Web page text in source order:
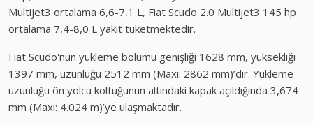
Multijet3 ortalama 6,6-7,1 L, Fiat Scudo 2.0 Multijet3 145 hp
ortalama 7,4-8,0 L yakıt tüketmektedir.
Fiat Scudo'nun yükleme bölümü genişliği 1628 mm, yüksekliği
1397 mm, uzunluğu 2512 mm (Maxi: 2862 mm)’dir. Yükleme
uzunluğu ön yolcu koltuğunun altındaki kapak açıldığında 3,674
mm (Maxi: 4.024 m)’ye ulaşmaktadır.